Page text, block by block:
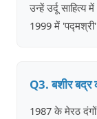
उन्हें उर्दू साहित्य
1999 में 'पद्मश्री'
Q3. बशीर बद्र
1987 के मेरठ